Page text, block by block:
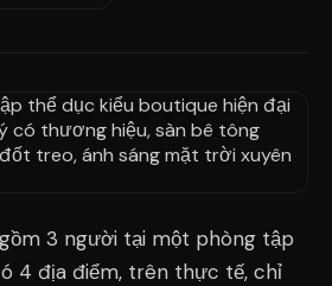
3 người tại một phòng tập
4 địa điểm, trên thực tế, chỉ